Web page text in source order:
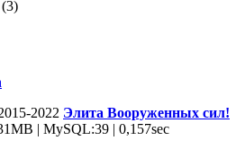
(3)
2022 Элита Вооруженных сил!
| MySQL:39 | 0,157sec